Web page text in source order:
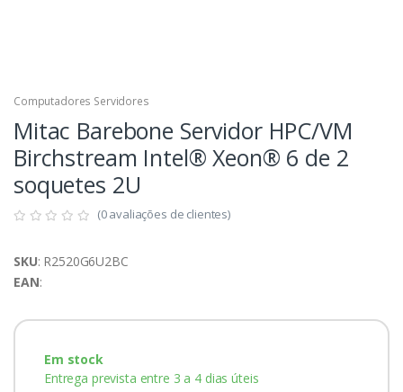
Computadores Servidores
Mitac Barebone Servidor HPC/VM
Birchstream Intel® Xeon® 6 de 2
soquetes 2U
(0 avaliações de clientes)
SKU: R2520G6U2BC
EAN:
Em stock
Entrega prevista entre 3 a 4 dias úteis